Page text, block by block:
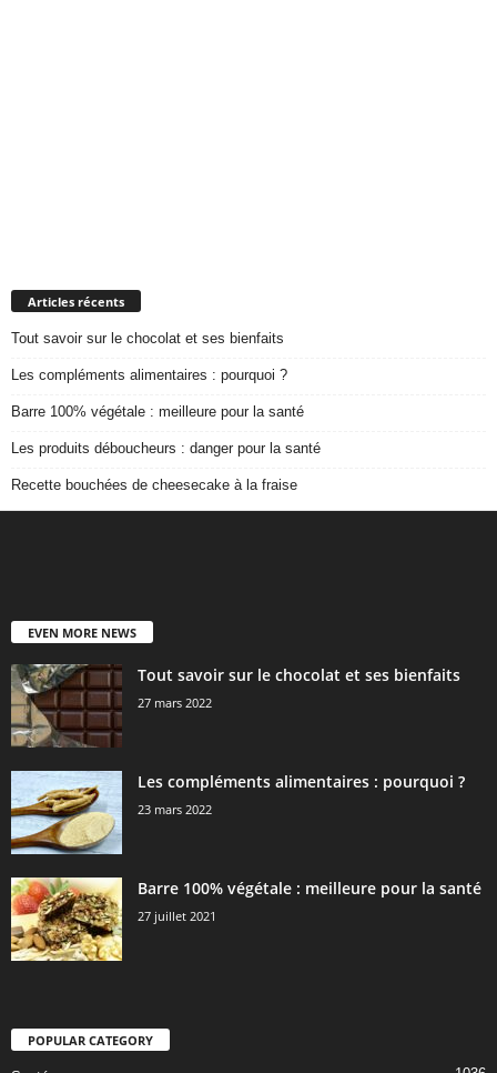
Articles récents
Tout savoir sur le chocolat et ses bienfaits
Les compléments alimentaires : pourquoi ?
Barre 100% végétale : meilleure pour la santé
Les produits déboucheurs : danger pour la santé
Recette bouchées de cheesecake à la fraise
EVEN MORE NEWS
Tout savoir sur le chocolat et ses bienfaits
27 mars 2022
Les compléments alimentaires : pourquoi ?
23 mars 2022
Barre 100% végétale : meilleure pour la santé
27 juillet 2021
POPULAR CATEGORY